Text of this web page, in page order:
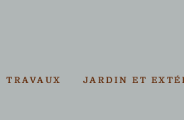
TRAVAUX JARDIN ET